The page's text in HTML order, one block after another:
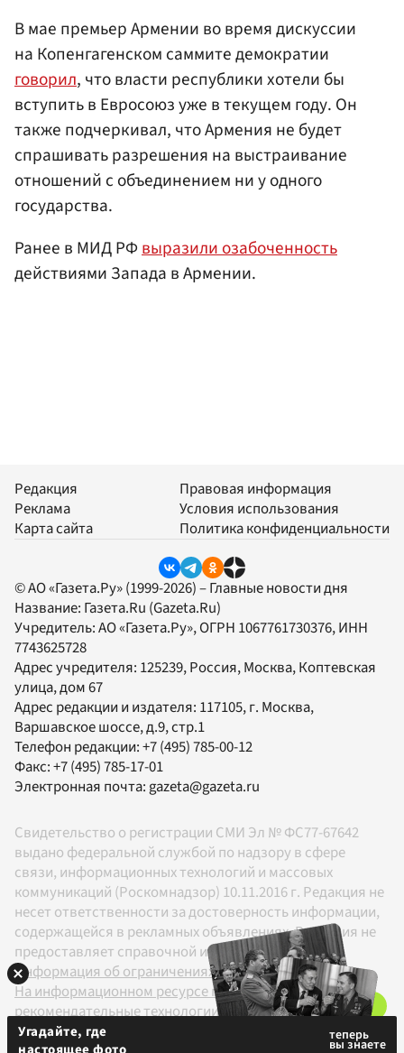
В мае премьер Армении во время дискуссии
на Копенгагенском саммите демократии
говорил, что власти республики хотели бы
вступить в Евросоюз уже в текущем году. Он
также подчеркивал, что Армения не будет
спрашивать разрешения на выстраивание
отношений с объединением ни у одного
государства.
Ранее в МИД РФвыразили озабоченность
действиями Запада в Армении.
Редакция
Реклама
Карта сайта
Правовая информация
Условия использования
Политика конфиденциальности
© АО «Газета.Ру» (1999-2026) – Главные новости дня
Название: Газета.Ru (Gazeta.Ru)
Учредитель:АО «Газета.Ру», ОГРН 1067761730376, ИНН
7743625728
Адрес учредителя: 125239, Россия, Москва, Коптевская
улица, дом 67
Адрес редакции и издателя: 117105, г. Москва,
Варшавское шоссе, д.9, стр.1
Телефон редакции:+7 (495) 785-00-12
Факс:+7 (495) 785-17-01
Электронная почта:gazeta@gazeta.ru
Свидетельство о регистрации СМИ Эл № ФС77-67642
выдано федеральной службой по надзору в сфере
связи, информационных технологий и массовых
коммуникаций (Роскомнадзор) 10.11.2016 г. Редакция не
несет ответственности за достоверность информации,
содержащейся в рекламных объявлениях. Редакция не
предоставляет справочной информации.
Информация об ограничениях
На информационном ресурсе применяются
рекомендательные технологии в соответствии с
Правилами
Угадайте, где